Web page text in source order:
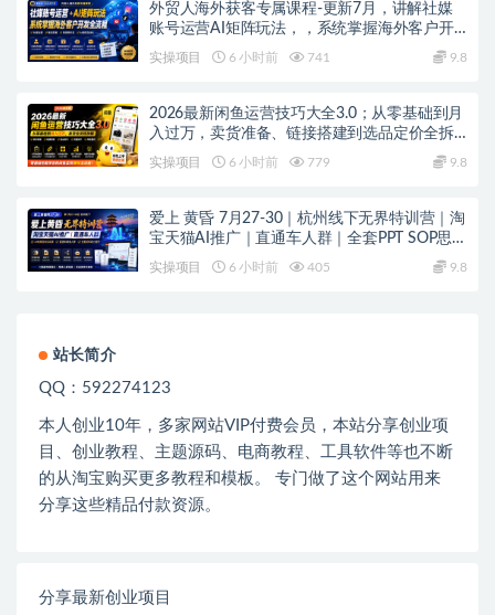
外贸人海外获客专属课程-更新7月，讲解社媒
账号运营AI矩阵玩法，，系统掌握海外客户开
发全流程实战方法
实操项目 6 小时前 741 9.8
2026最新闲鱼运营技巧大全3.0；从零基础到月
入过万，卖货准备、链接搭建到选品定价全拆
解
实操项目 6 小时前 779 9.8
爱上 黄昏 7月27-30｜杭州线下无界特训营｜淘
宝天猫AI推广｜直通车人群｜全套PPT SOP思维
导图资料包
实操项目 6 小时前 405 9.8
站长简介
QQ：592274123
本人创业10年，多家网站VIP付费会员，本站分享创业项
目、创业教程、主题源码、电商教程、工具软件等也不断
的从淘宝购买更多教程和模板。 专门做了这个网站用来
分享这些精品付款资源。
分享最新创业项目